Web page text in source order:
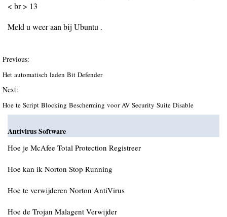
< br > 13
Meld u weer aan bij Ubuntu .
Previous:
Het automatisch laden Bit Defender
Next:
Hoe te Script Blocking Bescherming voor AV Security Suite Disable
Antivirus Software
Hoe je McAfee Total Protection Registreer
Hoe kan ik Norton Stop Running
Hoe te verwijderen Norton AntiVirus
Hoe de Trojan Malagent Verwijder